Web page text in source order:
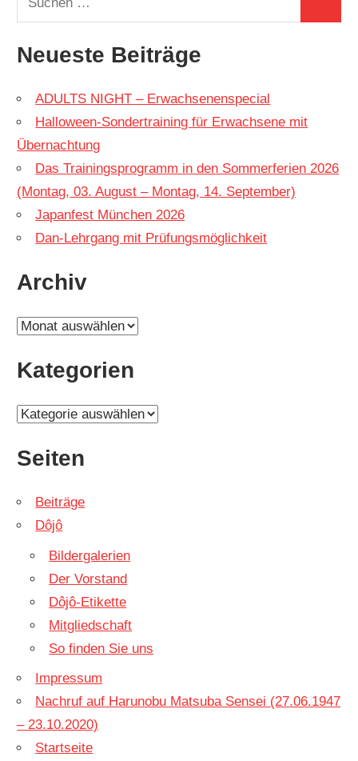
nach:
Neueste Beiträge
ADULTS NIGHT – Erwachsenenspecial
Halloween-Sondertraining für Erwachsene mit
Übernachtung
Das Trainingsprogramm in den Sommerferien 2026
(Montag, 03. August – Montag, 14. September)
Japanfest München 2026
Dan-Lehrgang mit Prüfungsmöglichkeit
Archiv
Archiv
Kategorien
Kategorien
Seiten
Beiträge
Dôjô
Bildergalerien
Der Vorstand
Dôjô-Etikette
Mitgliedschaft
So finden Sie uns
Impressum
Nachruf auf Harunobu Matsuba Sensei (27.06.1947
– 23.10.2020)
Startseite